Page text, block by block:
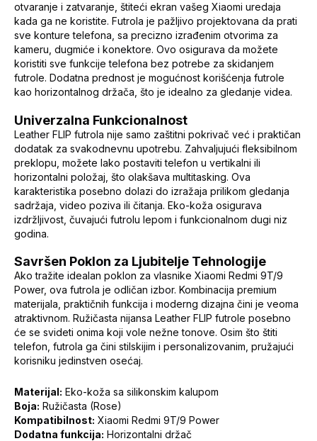
otvaranje i zatvaranje, štiteći ekran vašeg Xiaomi uredaja
kada ga ne koristite. Futrola je pažljivo projektovana da prati
sve konture telefona, sa precizno izrađenim otvorima za
kameru, dugmiće i konektore. Ovo osigurava da možete
koristiti sve funkcije telefona bez potrebe za skidanjem
futrole. Dodatna prednost je mogućnost korišćenja futrole
kao horizontalnog držača, što je idealno za gledanje videa.
Univerzalna Funkcionalnost
Leather FLIP futrola nije samo zaštitni pokrivač već i praktičan
dodatak za svakodnevnu upotrebu. Zahvaljujući fleksibilnom
preklopu, možete lako postaviti telefon u vertikalni ili
horizontalni položaj, što olakšava multitasking. Ova
karakteristika posebno dolazi do izražaja prilikom gledanja
sadržaja, video poziva ili čitanja. Eko-koža osigurava
izdržljivost, čuvajući futrolu lepom i funkcionalnom dugi niz
godina.
Savršen Poklon za Ljubitelje Tehnologije
Ako tražite idealan poklon za vlasnike Xiaomi Redmi 9T/9
Power, ova futrola je odličan izbor. Kombinacija premium
materijala, praktičnih funkcija i moderng dizajna čini je veoma
atraktivnom. Ružičasta nijansa Leather FLIP futrole posebno
će se svideti onima koji vole nežne tonove. Osim što štiti
telefon, futrola ga čini stilskijim i personalizovanim, pružajući
korisniku jedinstven osećaj.
Materijal: Eko-koža sa silikonskim kalupom
Boja: Ružičasta (Rose)
Kompatibilnost: Xiaomi Redmi 9T/9 Power
Dodatna funkcija: Horizontalni držač